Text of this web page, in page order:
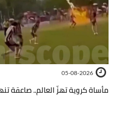
05-08-2026
مأساة كروية تهزّ العالم.. صاعقة تنهي